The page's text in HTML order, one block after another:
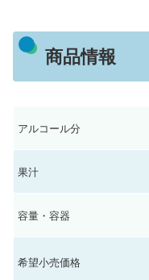
商品情報
アルコール分
果汁
容量・容器
希望小売価格